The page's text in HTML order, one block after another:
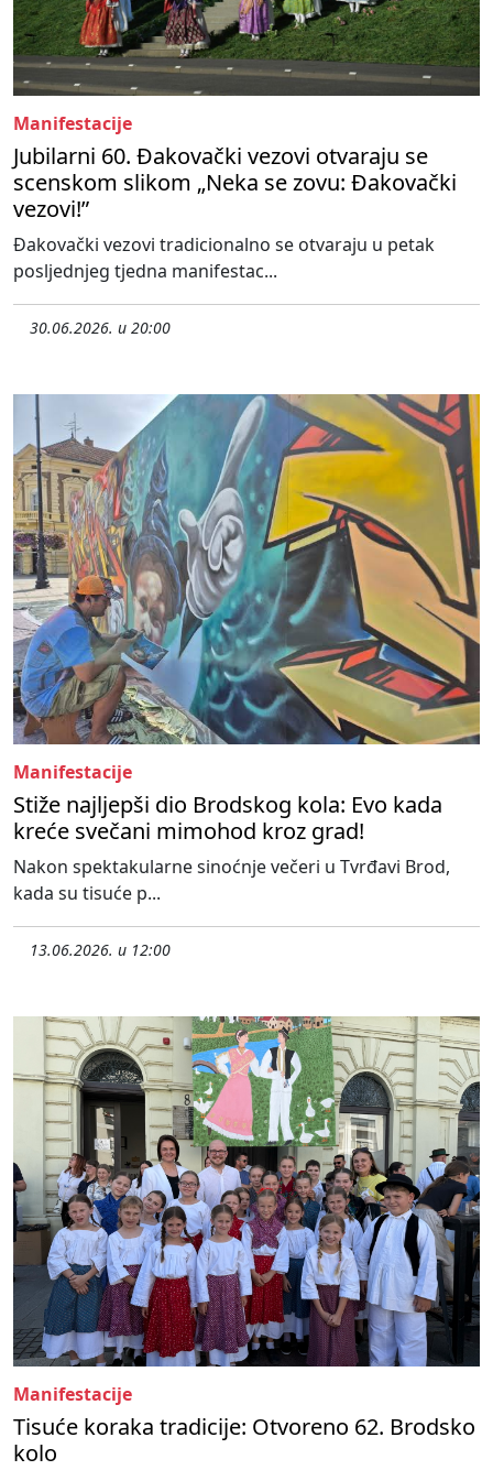
Manifestacije
Jubilarni 60. Đakovački vezovi otvaraju se
scenskom slikom „Neka se zovu: Đakovački
vezovi!”
Đakovački vezovi tradicionalno se otvaraju u petak
posljednjeg tjedna manifestac...
30.06.2026. u 20:00
Manifestacije
Stiže najljepši dio Brodskog kola: Evo kada
kreće svečani mimohod kroz grad!
Nakon spektakularne sinoćnje večeri u Tvrđavi Brod,
kada su tisuće p...
13.06.2026. u 12:00
Manifestacije
Tisuće koraka tradicije: Otvoreno 62. Brodsko
kolo